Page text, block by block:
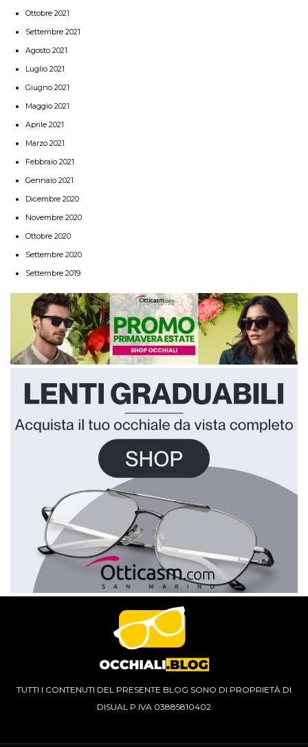
Ottobre 2021
Settembre 2021
Agosto 2021
Luglio 2021
Giugno 2021
Maggio 2021
Aprile 2021
Marzo 2021
Febbraio 2021
Gennaio 2021
Dicembre 2020
Novembre 2020
Ottobre 2020
Settembre 2020
Settembre 2019
TUTTI I CONTENUTI DEL PRESENTE BLOG SONO DI PROPRIETÀ DI
DISUAL P.IVA 03885810402